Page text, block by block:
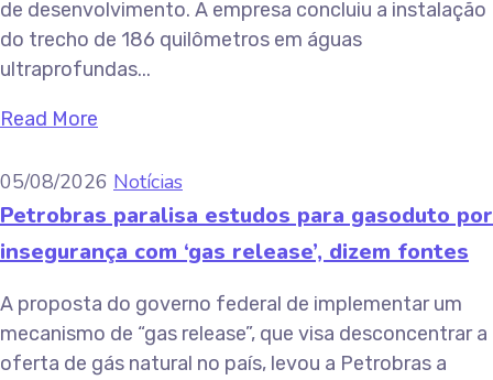
de desenvolvimento. A empresa concluiu a instalação
do trecho de 186 quilômetros em águas
ultraprofundas...
Read More
05/08/2026 Notícias
Petrobras paralisa estudos para gasoduto por
insegurança com ‘gas release’, dizem fontes
A proposta do governo federal de implementar um
mecanismo de “gas release”, que visa desconcentrar a
oferta de gás natural no país, levou a Petrobras a